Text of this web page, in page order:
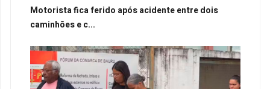
Motorista fica ferido após acidente entre dois
caminhões e c...